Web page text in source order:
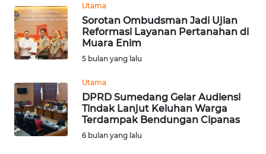
Utama
Sorotan Ombudsman Jadi Ujian
Reformasi Layanan Pertanahan di
Muara Enim
5 bulan yang lalu
Utama
DPRD Sumedang Gelar Audiensi
Tindak Lanjut Keluhan Warga
Terdampak Bendungan Cipanas
6 bulan yang lalu
JATIM
WN
BALI
WN
KALBAR
WN